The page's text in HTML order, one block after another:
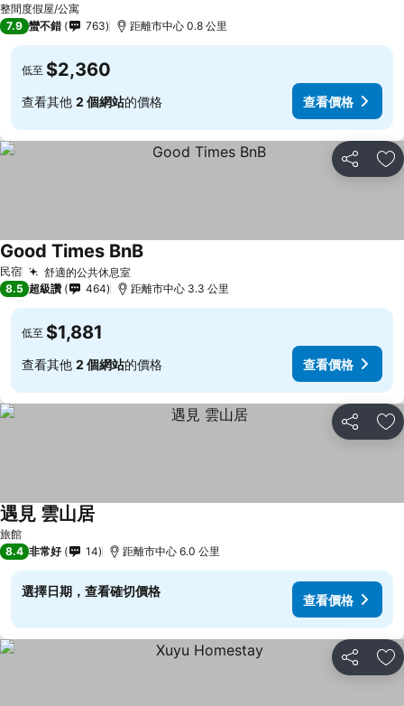
整間度假屋/公寓
7.9 蠻不錯 763 距離市中心 0.8 公里
低至 $2,360
查看其他 2 個網站的價格 查看價格
分享 加
民宿 舒適的公共休息室查看價格
Good Times BnB查看價格
8.5 超級讚 464 距離市中心 3.3 公里
低至 $1,881
查看其他 2 個網站的價格 查看價格
分享 加
旅館
遇見 雲山居
8.4 非常好 14 距離市中心 6.0 公里
選擇日期，查看確切價格
查看價格
分享 加